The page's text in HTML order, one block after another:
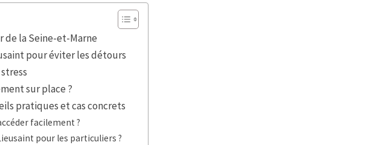
la Seine-et-Marne
pour éviter les détours
sur place ?
pratiques et cas concrets
facilement ?
pour les particuliers ?